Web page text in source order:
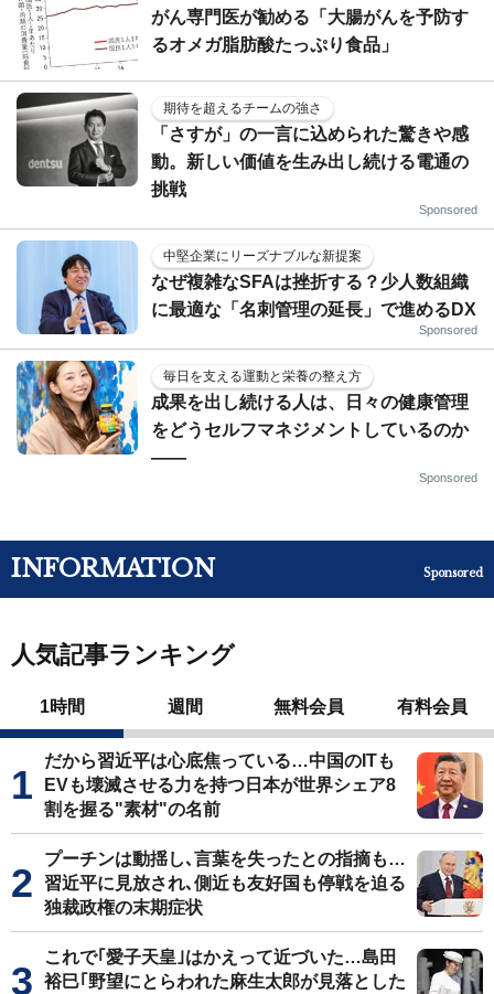
がん専門医が勧める「大腸がんを予防す
るオメガ脂肪酸たっぷり食品」
期待を超えるチームの強さ
「さすが」の一言に込められた驚きや感
動。新しい価値を生み出し続ける電通の
挑戦
Sponsored
中堅企業にリーズナブルな新提案
なぜ複雑なSFAは挫折する？少人数組織
に最適な「名刺管理の延長」で進めるDX
Sponsored
毎日を支える運動と栄養の整え方
成果を出し続ける人は、日々の健康管理
をどうセルフマネジメントしているのか
——
Sponsored
INFORMATION Sponsored
人気記事ランキング
1時間 週間 無料会員 有料会員
だから習近平は心底焦っている…中国のITも
EVも壊滅させる力を持つ日本が世界シェア8
割を握る"素材"の名前
プーチンは動揺し､言葉を失ったとの指摘も…
習近平に見放され､側近も友好国も停戦を迫る
独裁政権の末期症状
これで｢愛子天皇｣はかえって近づいた…島田
裕巳｢野望にとらわれた麻生太郎が見落とした